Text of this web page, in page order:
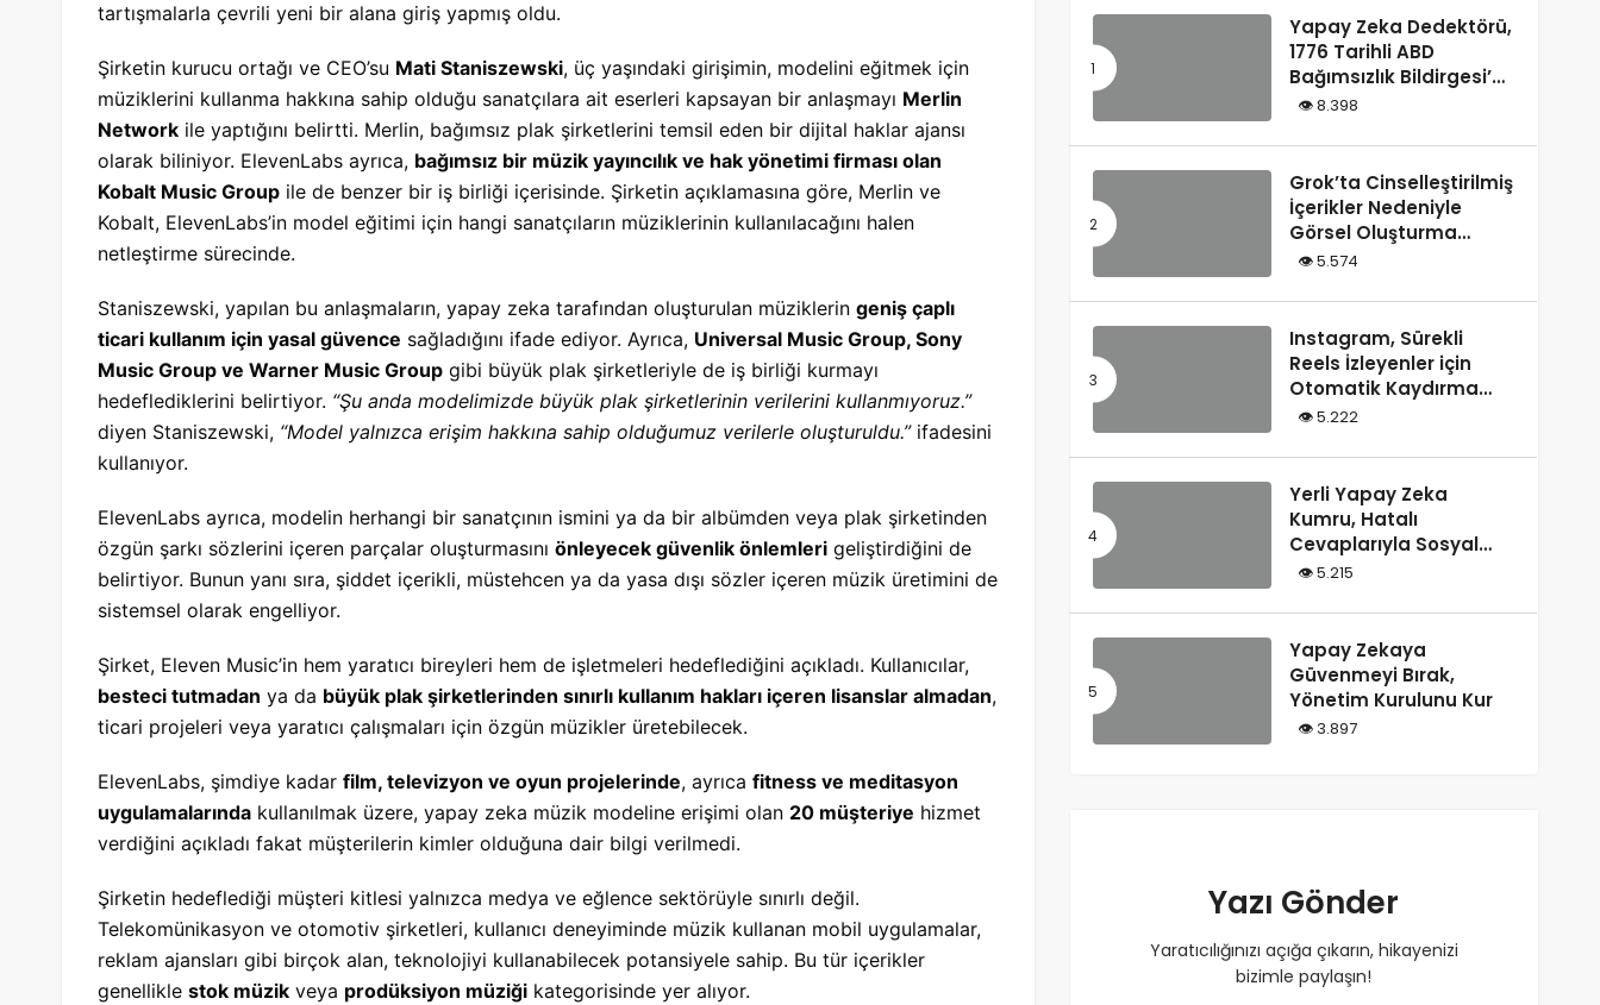
tartışmalarla çevrili yeni bir alana giriş yapmış oldu.
Şirketin kurucu ortağı ve CEO’su Mati Staniszewski, üç yaşındaki girişimin, modelini eğitmek için
müziklerini kullanma hakkına sahip olduğu sanatçılara ait eserleri kapsayan bir anlaşmayı Merlin
Network ile yaptığını belirtti. Merlin, bağımsız plak şirketlerini temsil eden bir dijital haklar ajansı
olarak biliniyor. ElevenLabs ayrıca, bağımsız bir müzik yayıncılık ve hak yönetimi firması olan
Kobalt Music Group ile de benzer bir iş birliği içerisinde. Şirketin açıklamasına göre, Merlin ve
Kobalt, ElevenLabs’in model eğitimi için hangi sanatçıların müziklerinin kullanılacağını halen
netleştirme sürecinde.
Staniszewski, yapılan bu anlaşmaların, yapay zeka tarafından oluşturulan müziklerin geniş çaplı
ticari kullanım için yasal güvence sağladığını ifade ediyor. Ayrıca, Universal Music Group, Sony
Music Group ve Warner Music Group gibi büyük plak şirketleriyle de iş birliği kurmayı
hedeflediklerini belirtiyor. “Şu anda modelimizde büyük plak şirketlerinin verilerini kullanmıyoruz.”
diyen Staniszewski, “Model yalnızca erişim hakkına sahip olduğumuz verilerle oluşturuldu.”ifadesini
kullanıyor.
ElevenLabs ayrıca, modelin herhangi bir sanatçının ismini ya da bir albümden veya plak şirketinden
özgün şarkı sözlerini içeren parçalar oluşturmasını önleyecek güvenlik önlemleri geliştirdiğini de
belirtiyor. Bunun yanı sıra, şiddet içerikli, müstehcen ya da yasa dışı sözler içeren müzik üretimini de
sistemsel olarak engelliyor.
Şirket, Eleven Music’in hem yaratıcı bireyleri hem de işletmeleri hedeflediğini açıkladı. Kullanıcılar,
besteci tutmadan ya da büyük plak şirketlerinden sınırlı kullanım hakları içeren lisanslar almadan,
ticari projeleri veya yaratıcı çalışmaları için özgün müzikler üretebilecek.
ElevenLabs, şimdiye kadar film, televizyon ve oyun projelerinde, ayrıca fitness ve meditasyon
uygulamalarında kullanılmak üzere, yapay zeka müzik modeline erişimi olan 20 müşteriye hizmet
verdiğini açıkladı fakat müşterilerin kimler olduğuna dair bilgi verilmedi.
Şirketin hedeflediği müşteri kitlesi yalnızca medya ve eğlence sektörüyle sınırlı değil.
Telekomünikasyon ve otomotiv şirketleri, kullanıcı deneyiminde müzik kullanan mobil uygulamalar,
reklam ajansları gibi birçok alan, teknolojiyi kullanabilecek potansiyele sahip. Bu tür içerikler
genellikle stok müzik veya prodüksiyon müziği kategorisinde yer alıyor.
Yapay Zeka Dedektörü,
1776 Tarihli ABD
Bağımsızlık Bildirgesi’ni
“Yapay Zeka
Olarak Tanımladı
8.398
Grok’ta Cinselleştirilmiş
İçerikler Nedeniyle
Görsel Oluşturma
Kısıtlandı
5.574
Instagram, Sürekli
Reels İzleyenler için
Otomatik Kaydırma
Özelliğini Test Ediyor
5.222
Yerli Yapay Zeka
Kumru, Hatalı
Cevaplarıyla Sosyal
Medyada Gündem
5.215
Yapay Zekaya
Güvenmeyi Bırak,
Yönetim Kurulunu Kur
3.897
Yazı Gönder
Yaratıcılığınızı açığa çıkarın, hikayenizi
bizimle paylaşın!